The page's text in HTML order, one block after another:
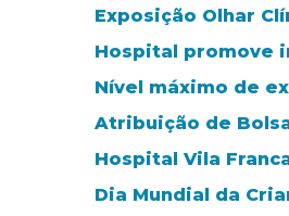
Exposição Olhar
Hospital promove
Nível máximo de
Atribuição de
Hospital Vila
Dia Mundial da